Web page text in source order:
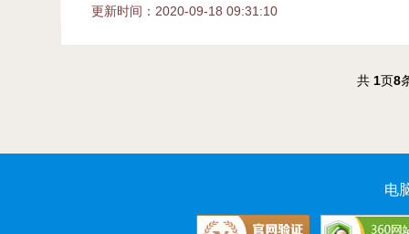
更新时间：2020-09-18 09:31:10
共 1页8
电